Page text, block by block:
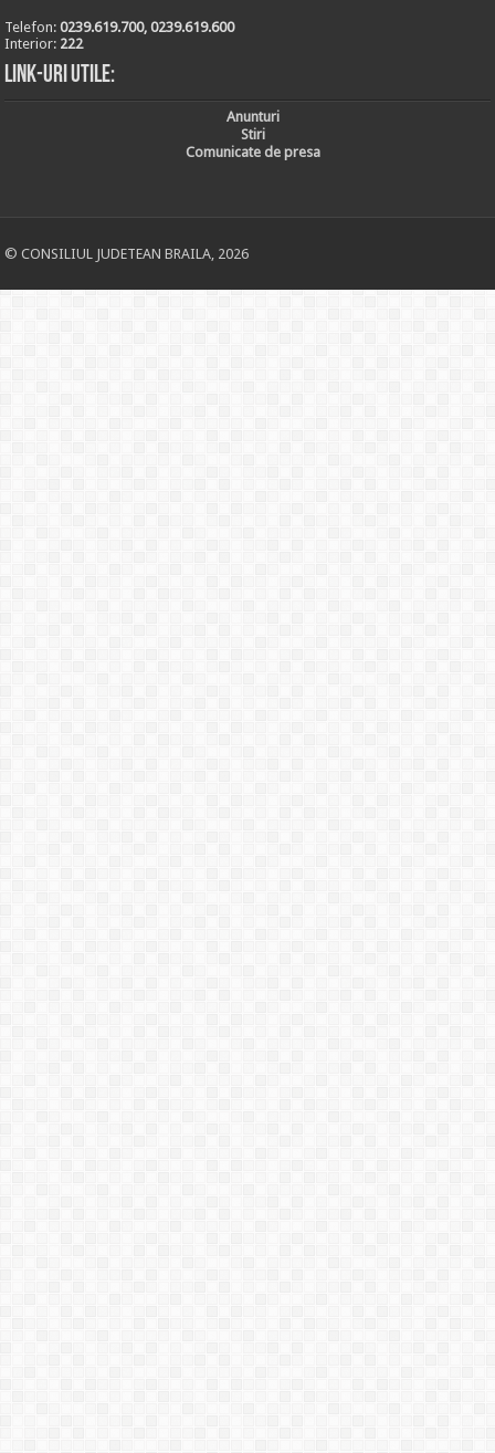
Telefon:0239.619.700, 0239.619.600
Interior: 222
Link-uri utile:
Anunturi
Stiri
Comunicate de presa
© CONSILIUL JUDETEAN BRAILA, 2026